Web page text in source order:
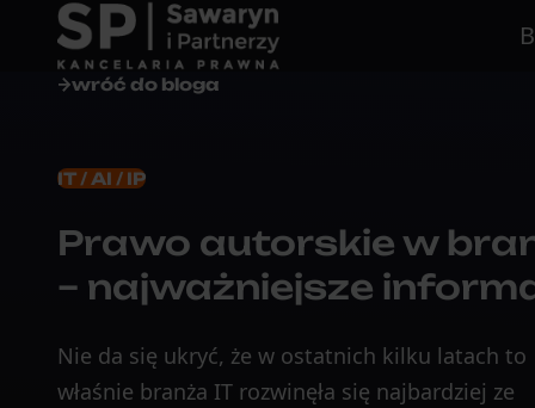
wróć do bloga
IT / AI / IP
Prawo autorskie w
– najważniejsze
Nie da się ukryć, że w ostatnich kilku latach to
właśnie branża IT rozwinęła się najbardziej ze